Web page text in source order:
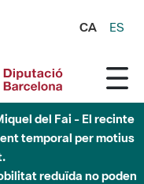
CA ES
del Fai - El recinte
temporal per motius
reduïda no poden